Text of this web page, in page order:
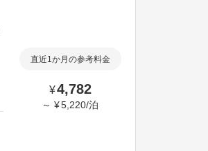
直近1か月の参考料金
¥4,782
～ ¥5,220/泊